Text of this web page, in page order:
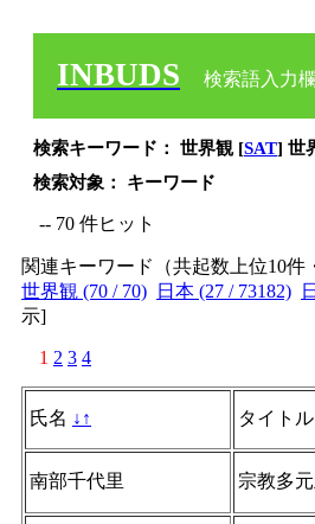
INBUDS 検索語入力欄
検索キーワード： 世界観 [SAT] 世
検索対象： キーワード
-- 70 件ヒット
関連キーワード（共起数上位10
世界観 (70 / 70)
日本 (27 / 73182)
示]
1 2 3 4
氏名 ↓ ↑ タイトル
南部千代里 宗教多